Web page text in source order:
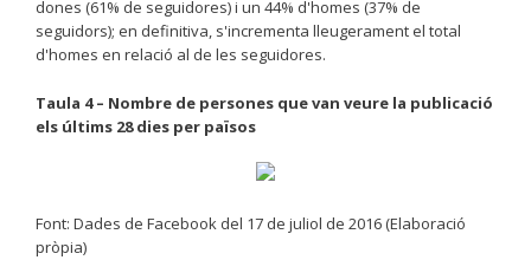
dones (61% de seguidores) i un 44% d'homes (37% de
seguidors); en definitiva, s'incrementa lleugerament el total
d'homes en relació al de les seguidores.
Taula 4 – Nombre de persones que van veure la publicació
els últims 28 dies per països
Font: Dades de Facebook del 17 de juliol de 2016 (Elaboració
pròpia)